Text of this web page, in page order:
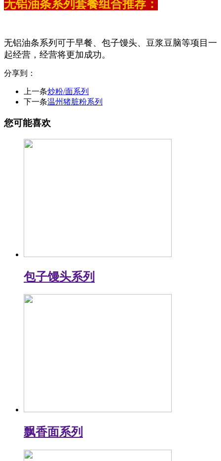
无铝油条系列套餐组合推荐：
无铝油条系列可于早餐、包子馒头、豆浆豆脑等项目一
起经营，经营将更加成功。
分享到：
上一条炒粉/面系列
下一条温州猪脏粉系列
您可能喜欢
包子馒头系列
飘香面系列